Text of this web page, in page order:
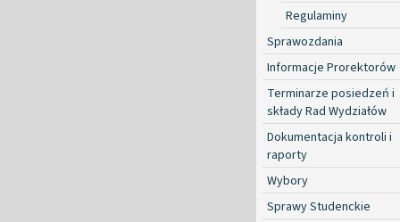
Regulaminy
Sprawozdania
Informacje Prorektorów
Terminarze posiedzeń i
składy Rad Wydziałów
Dokumentacja kontroli i
raporty
Wybory
Sprawy Studenckie